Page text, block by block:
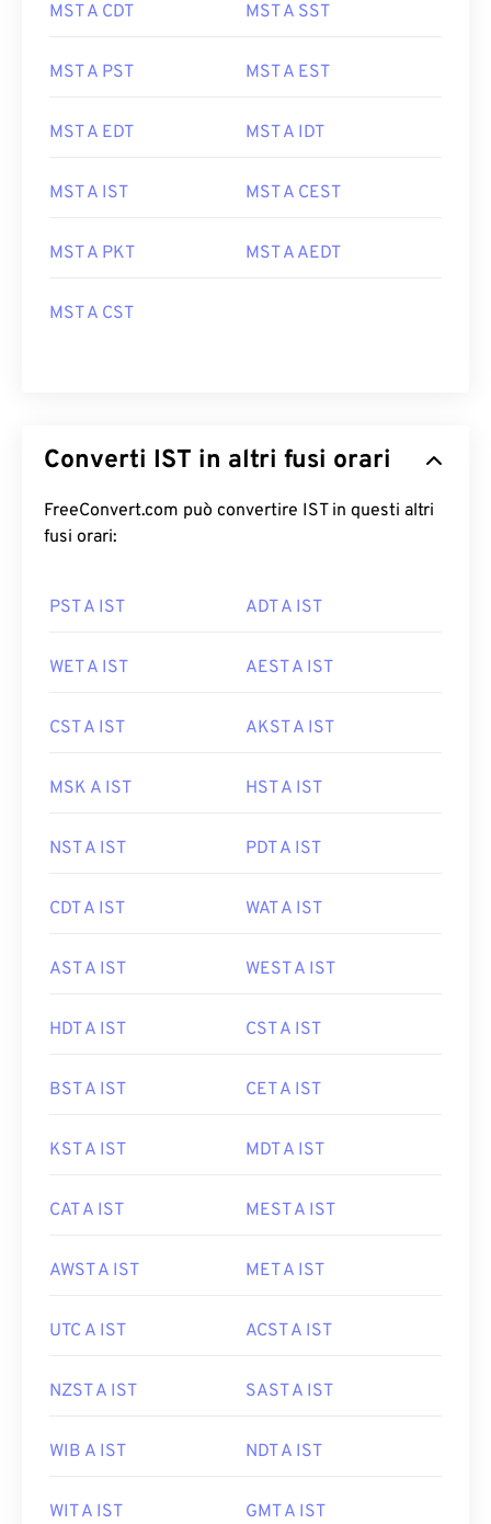
MST A CDT MST A SST
MST A PST MST A EST
MST A EDT MST A IDT
MST A IST MST A CEST
MST A PKT MST A AEDT
MST A CST
Converti IST in altri fusi orari
FreeConvert.com può convertire IST in questi altri
fusi orari:
PST A IST ADT A IST
WET A IST AEST A IST
CST A IST AKST A IST
MSK A IST HST A IST
NST A IST PDT A IST
CDT A IST WAT A IST
AST A IST WEST A IST
HDT A IST CST A IST
BST A IST CET A IST
KST A IST MDT A IST
CAT A IST MEST A IST
AWST A IST MET A IST
UTC A IST ACST A IST
NZST A IST SAST A IST
WIB A IST NDT A IST
WIT A IST GMT A IST